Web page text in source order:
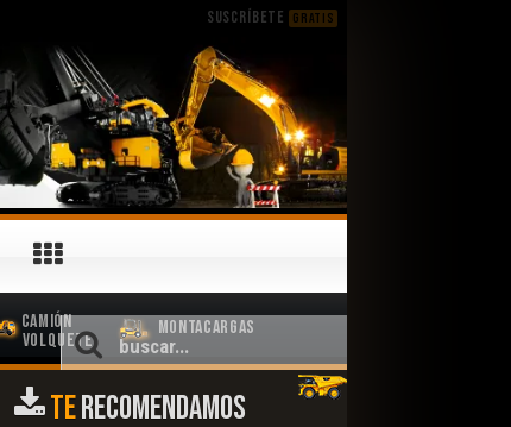
SUSCRÍBETE GRATIS
Camión
Volquete
Montacargas
TERECOMENDAMOS